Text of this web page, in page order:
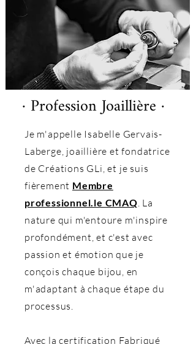
· Profession Joaillière ·
Je m'appelle Isabelle Gervais-
Laberge, joaillière et fondatrice
de Créations GLi, et je suis
fièrement Membre
professionnel.le CMAQ. La
nature qui m'entoure m'inspire
profondément, et c'est avec
passion et émotion que je
conçois chaque bijou, en
m'adaptant à chaque étape du
processus.
Avec la certification Fabriqué